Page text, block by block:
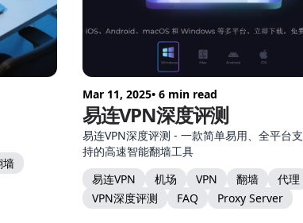
墙
Mar 11, 2025• 6 min read
易连VPN深度评测
易连VPN深度评测 - 一款简单易用、全平台支
持的高速智能翻墙工具
易连VPN
机场 VPN 翻墙
代理
VPN深度评测
FAQ Proxy Server